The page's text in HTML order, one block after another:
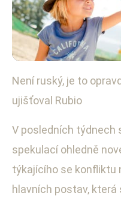
Mezinárodní konflikty a
Rubio
plán pro
23. 11. 2025· 3 min čtení ·
Není ruský, je to
ujišťoval Rubio
V posledních týdnech
spekulací ohledně
týkajícího se konfliktu
hlavních postav, která